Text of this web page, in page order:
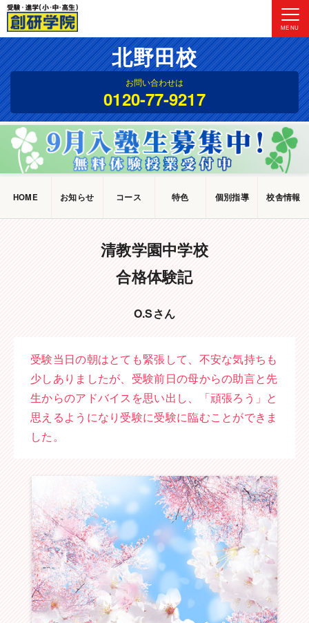
MENU
北野田校
お問い合わせは
0120-77-9217
HOME お知らせ コース 特色 個別指導 校舎情報
清教学園中学校
合格体験記
O.Sさん
受験当日の朝はとても緊張して、不安な気持ちも
少しありましたが、受験前日の母からの助言と先
生からのアドバイスを思い出し、「頑張ろう」と
思えるようになり受験に受験に臨むことができま
した。